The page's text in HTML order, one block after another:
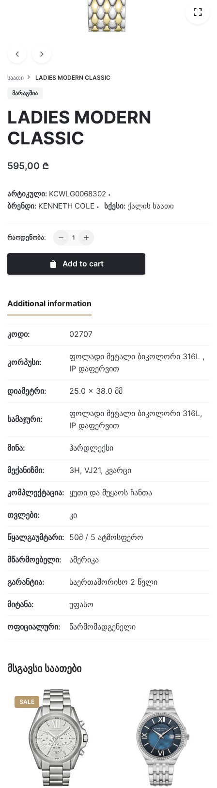
ᲡᲐᲐᲗᲘ LADIES MODERN CLASSIC
ᲛᲐᲠᲐᲒᲨᲘᲐ
LADIES MODERN
CLASSIC
595,00 ₾
არტიკული: KCWLG0068302
ბრენდი: KENNETH COLE სქესი: ქალის საათი
ᲠᲐᲝᲓᲔᲜᲝᲑᲐ:
LADIES
CLASSIC
Add to cart
Additional information
კოდი: 02707
კორპუსი:
ფოლადი მეტალი ბიკოლორი 316L ,
IP დაფერვით
დიამეტრი: 25.0 x 38.0 მმ
სამაჯური:
ფოლადი მეტალი ბიკოლორი 316L,
IP დაფერვით
მინა: ჰარდლექსი
მექანიზმი: 3H, VJ21, კვარცი
კომპლექტაცია: ყუთი და მუყაოს ჩანთა
თვლები: კი
წყალგაუმტარი: 50მ / 5 ატმოსფერო
მწარმოებელი: ამერიკა
გარანტია: საერთაშორისო 2 წელი
მიტანა: უფასო
ოფიციალური: წარმომადგენელი
მსგავსი საათები
SALE